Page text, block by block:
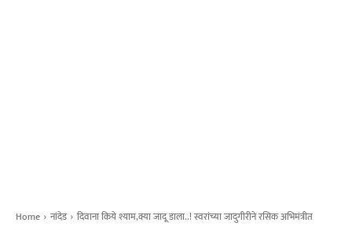
Home नांदेड दिवाना किये श्याम,क्या जादू डाला..! स्वरांच्या जादुगीरीने रसिक अभिमंत्रीत